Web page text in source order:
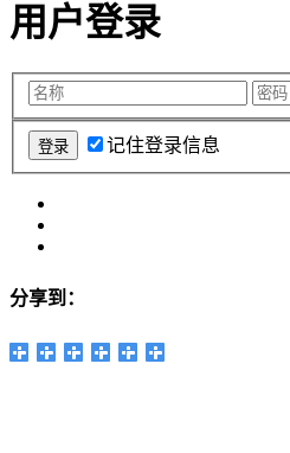
用户登录
记住登录信息
分享到：